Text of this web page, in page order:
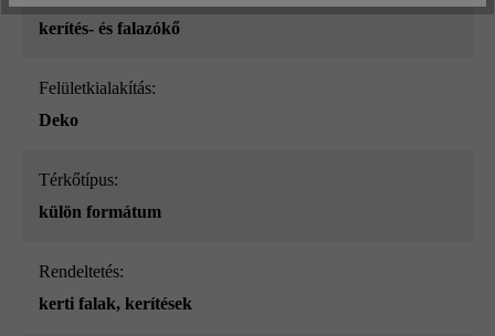
kerítés- és falazókő
Felületkialakítás:
Deko
Térkőtípus:
külön formátum
Rendeltetés:
kerti falak, kerítések